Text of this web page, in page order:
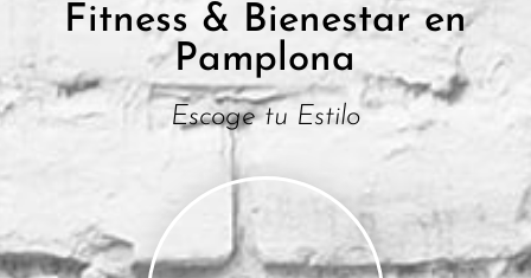
Fitness & Bienestar en
Pamplona
Escoge tu Estilo